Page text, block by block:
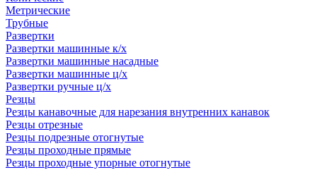
Метрические
Трубные
Развертки
Развертки машинные к/х
Развертки машинные насадные
Развертки машинные ц/х
Развертки ручные ц/х
Резцы
Резцы канавочные для нарезания внутренних канавок
Резцы отрезные
Резцы подрезные отогнутые
Резцы проходные прямые
Резцы проходные упорные отогнутые